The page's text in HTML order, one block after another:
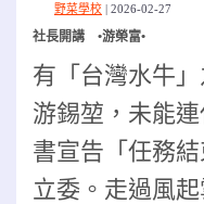
野菜學校 2026-02-27
社長開講 •游榮富•
有「台灣水牛
游錫堃，未能
書宣告「任務
立委。走過風